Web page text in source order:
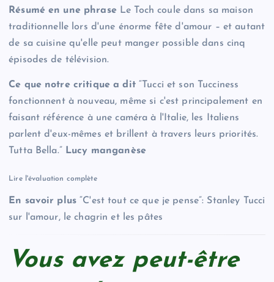
Résumé en une phraseLe Toch coule dans sa maison
traditionnelle lors d'une énorme fête d'amour – et autant
de sa cuisine qu'elle peut manger possible dans cinq
épisodes de télévision.
Ce que notre critique a dit“Tucci et son Tucciness
fonctionnent à nouveau, même si c'est principalement en
faisant référence à une caméra à l'Italie, les Italiens
parlent d'eux-mêmes et brillent à travers leurs priorités.
Tutta Bella.”
Lucy manganèse
Lire l'évaluation complète
En savoir plus“C'est tout ce que je pense”: Stanley Tucci
sur l'amour, le chagrin et les pâtes
Vous avez peut-être